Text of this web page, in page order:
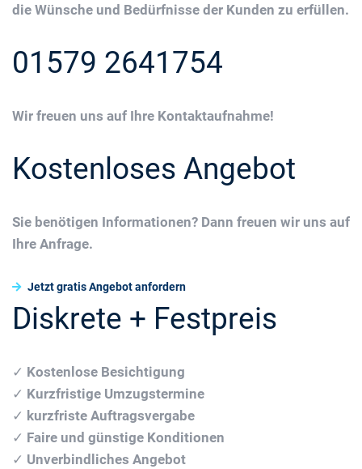
die Wünsche und Bedürfnisse der Kunden zu erfüllen.
01579 2641754
Wir freuen uns auf Ihre Kontaktaufnahme!
Kostenloses Angebot
Sie benötigen Informationen? Dann freuen wir uns auf
Ihre Anfrage.
Jetzt gratis Angebot anfordern
Diskrete + Festpreis
✓ Kostenlose Besichtigung
✓ Kurzfristige Umzugstermine
✓ kurzfriste Auftragsvergabe
✓ Faire und günstige Konditionen
✓ Unverbindliches Angebot